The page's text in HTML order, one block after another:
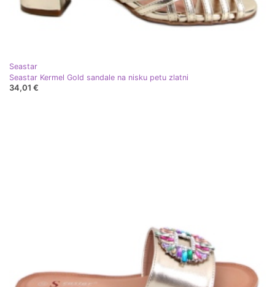
Seastar
Seastar Kermel Gold sandale na nisku petu zlatni
34,01 €